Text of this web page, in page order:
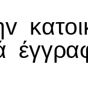
v κατo